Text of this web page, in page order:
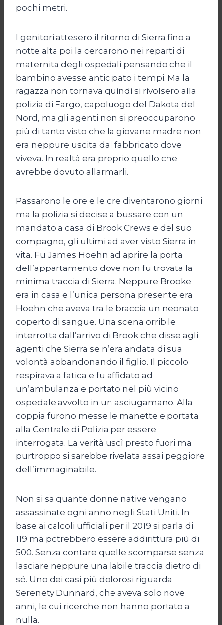
pochi metri.
I genitori attesero il ritorno di Sierra fino a
notte alta poi la cercarono nei reparti di
maternità degli ospedali pensando che il
bambino avesse anticipato i tempi. Ma la
ragazza non tornava quindi si rivolsero alla
polizia di Fargo, capoluogo del Dakota del
Nord, ma gli agenti non si preoccuparono
più di tanto visto che la giovane madre non
era neppure uscita dal fabbricato dove
viveva. In realtà era proprio quello che
avrebbe dovuto allarmarli.
Passarono le ore e le ore diventarono giorni
ma la polizia si decise a bussare con un
mandato a casa di Brook Crews e del suo
compagno, gli ultimi ad aver visto Sierra in
vita. Fu James Hoehn ad aprire la porta
dell’appartamento dove non fu trovata la
minima traccia di Sierra. Neppure Brooke
era in casa e l’unica persona presente era
Hoehn che aveva tra le braccia un neonato
coperto di sangue. Una scena orribile
interrotta dall’arrivo di Brook che disse agli
agenti che Sierra se n’era andata di sua
volontà abbandonando il figlio. Il piccolo
respirava a fatica e fu affidato ad
un’ambulanza e portato nel più vicino
ospedale avvolto in un asciugamano. Alla
coppia furono messe le manette e portata
alla Centrale di Polizia per essere
interrogata. La verità uscì presto fuori ma
purtroppo si sarebbe rivelata assai peggiore
dell’immaginabile.
Non si sa quante donne native vengano
assassinate ogni anno negli Stati Uniti. In
base ai calcoli ufficiali per il 2019 si parla di
119 ma potrebbero essere addirittura più di
500. Senza contare quelle scomparse senza
lasciare neppure una labile traccia dietro di
sé. Uno dei casi più dolorosi riguarda
Serenety Dunnard, che aveva solo nove
anni, le cui ricerche non hanno portato a
nulla.